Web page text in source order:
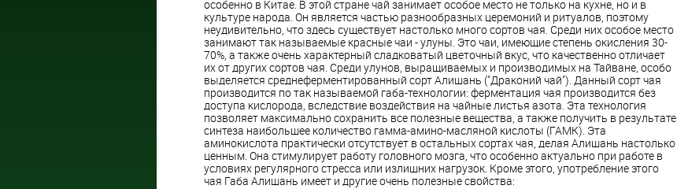
особенно в Китае. В этой стране чай занимает особое место не только на кухне, но и в
культуре народа. Он является частью разнообразных церемоний и ритуалов, поэтому
неудивительно, что здесь существует настолько много сортов чая. Среди них особое место
занимают так называемые красные чаи - улуны. Это чаи, имеющие степень окисления 30-
70%, а также очень характерный сладковатый цветочный вкус, что качественно отличает
их от других сортов чая. Среди улунов, выращиваемых и производимых на Тайване, особо
выделяется среднеферментированный сорт Алишань ("Драконий чай"). Данный сорт чая
производится по так называемой габа-технологии: ферментация чая производится без
доступа кислорода, вследствие воздействия на чайные листья азота. Эта технология
позволяет максимально сохранить все полезные вещества, а также получить в результате
синтеза наибольшее количество гамма-амино-масляной кислоты (ГАМК). Эта
аминокислота практически отсутствует в остальных сортах чая, делая Алишань настолько
ценным. Она стимулирует работу головного мозга, что особенно актуально при работе в
условиях регулярного стресса или излишних нагрузок. Кроме этого, употребление этого
чая Габа Алишань имеет и другие очень полезные свойства: